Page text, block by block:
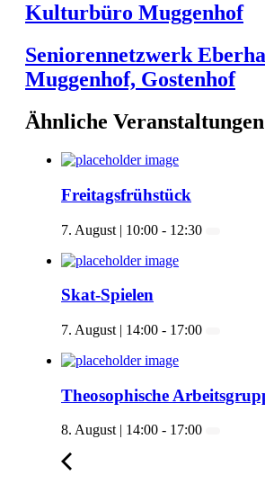
Kulturbüro Muggenhof
Seniorennetzwerk
Muggenhof, Gostenhof
Ähnliche Veranstaltungen
Freitagsfrühstück
7. August | 10:00 - 12:30
Skat-Spielen
7. August | 14:00 - 17:00
Theosophische
8. August | 14:00 - 17:00